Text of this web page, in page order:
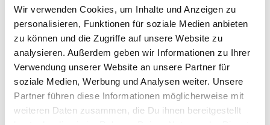
Wir verwenden Cookies, um Inhalte und Anzeigen zu
personalisieren, Funktionen für soziale Medien anbieten
zu können und die Zugriffe auf unsere Website zu
analysieren. Außerdem geben wir Informationen zu Ihrer
Verwendung unserer Website an unsere Partner für
soziale Medien, Werbung und Analysen weiter. Unsere
Partner führen diese Informationen möglicherweise mit
weiteren Daten zusammen, die Du ihnen bereitgestellt
Ferienhäuser in der Nähe *